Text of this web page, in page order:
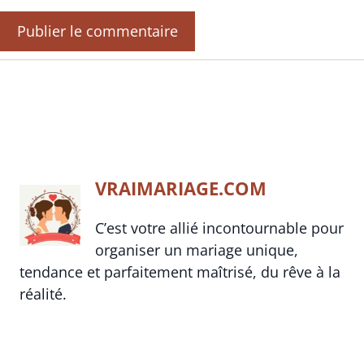
VRAIMARIAGE.COM
C’est votre allié incontournable pour
organiser un mariage unique,
tendance et parfaitement maîtrisé, du rêve à la
réalité.